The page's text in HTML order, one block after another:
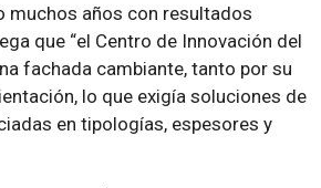
muchos años con resultados
que “el Centro de Innovación del
fachada cambiante, tanto por su
lo que exigía soluciones de
en tipologías, espesores y